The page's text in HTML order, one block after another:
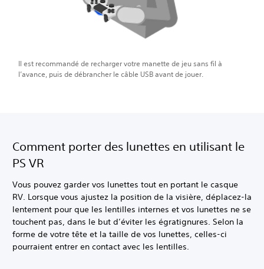
Il est recommandé de recharger votre manette de jeu sans fil à
l’avance, puis de débrancher le câble USB avant de jouer.
Comment porter des lunettes en utilisant le
PS VR
Vous pouvez garder vos lunettes tout en portant le casque
RV. Lorsque vous ajustez la position de la visière, déplacez-la
lentement pour que les lentilles internes et vos lunettes ne se
touchent pas, dans le but d’éviter les égratignures. Selon la
forme de votre tête et la taille de vos lunettes, celles-ci
pourraient entrer en contact avec les lentilles.